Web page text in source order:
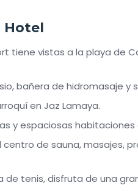
Hotel
tiene vistas a la playa de
bañera de hidromasaje y
en Jaz Lamaya.
y espaciosas
centro de sauna, masajes,
de tenis, disfruta de una